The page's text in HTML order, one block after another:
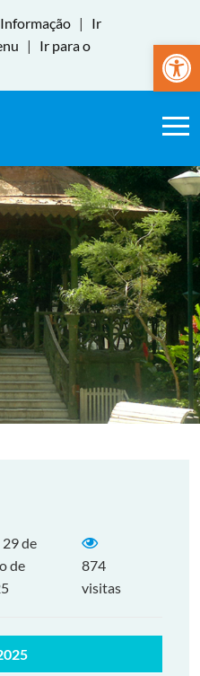
Abrir
|
Ir
|
Ir para o
29 de
de
874
visitas